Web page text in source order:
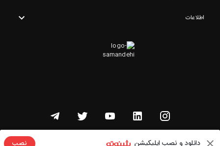
دانلود و نصب اپلیکیشن نصب
اطلاعات
تمامی حقوق این وبسایت متعلق به شنوتو است